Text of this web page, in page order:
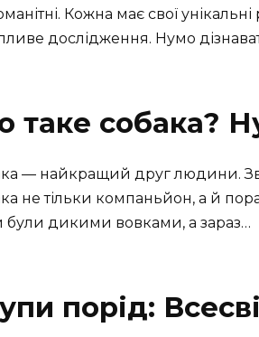
Кожна має свої
дослідження. Нумо
таке собака?
— найкращий друг людини.
не тільки компаньйон, а й
були дикими вовками, а зараз…
порід: